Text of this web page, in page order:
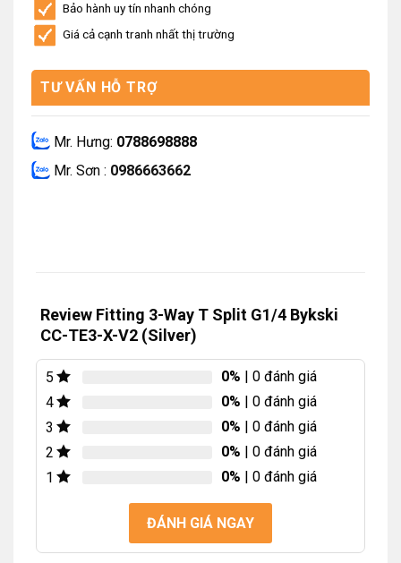
Bảo hành uy tín nhanh chóng
Giá cả cạnh tranh nhất thị trường
TƯ VẤN HỖ TRỢ
Mr. Hưng: 0788698888
Mr. Sơn : 0986663662
Review Fitting 3-Way T Split G1/4 Bykski
CC-TE3-X-V2 (Silver)
5 0% | 0 đánh giá
4
0% | 0 đánh giá
3
0% | 0 đánh giá
2
0% | 0 đánh giá
1
0% | 0 đánh giá
ĐÁNH GIÁ NGAY